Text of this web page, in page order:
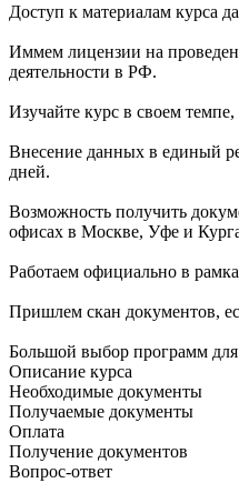
Доступ к материалам курса
Иммем лицензии на
деятельности в РФ.
Изучайте курс в своем
Внесение данных в единый
дней.
Возможность получить
офисах в Москве, Уфе и
Работаем официально в
Пришлем скан документов,
Большой выбор программ для
Описание курса
Необходимые документы
Получаемые документы
Оплата
Получение документов
Вопрос-ответ